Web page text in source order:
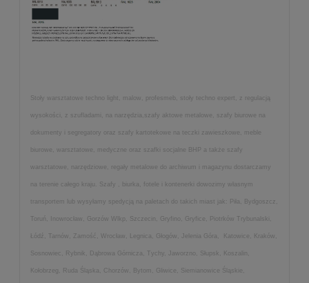
Stoły warsztatowe techno light, malow, profesmeb, stoły techno expert, z regulacją
wysokości, z szufladami, na narzędzia,szafy aktowe metalowe, szafy biurowe na
dokumenty i segregatory oraz szafy kartotekowe na teczki zawieszkowe, meble
biurowe, warsztatowe, medyczne oraz szafki socjalne BHP a także szafy
warsztatowe, narzędziowe, regały metalowe do archiwum i magazynu dostarczamy
na terenie całego kraju. Szafy , biurka, fotele i kontenerki dowozimy własnym
transportem lub wysyłamy spedycją na paletach do takich miast jak: Piła, Bydgoszcz,
Toruń, Inowrocław, Gorzów Wlkp, Szczecin, Gryfino, Gryfice, Piotrków Trybunalski,
Łódź, Tarnów, Zamość, Wrocław, Legnica, Głogów, Jelenia Góra, Katowice, Kraków,
Sosnowiec, Rybnik, Dąbrowa Górnicza, Tychy, Jaworzno, Słupsk, Koszalin,
Kołobrzeg, Ruda Śląska, Chorzów, Bytom, Gliwice, Siemianowice Śląskie,